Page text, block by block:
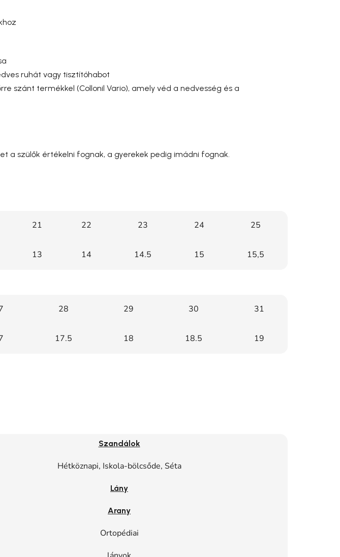
ruhát vagy tisztítóhabot
szánt termékkel (Collonil Vario), amely véd a nedvesség és a
a szülők értékelni fognak, a gyerekek pedig imádni fognak.
21 22 23 24 25
13 14 14.5 15 15,5
28 29 30 31
17.5 18 18.5 19
Szandálok
Hétköznapi, Iskola-bölcsőde, Séta
Lány
Arany
Ortopédiai